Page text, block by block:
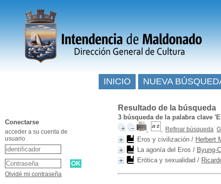
Resultado de la búsqueda
3 búsqueda de la palabra clave
Refinar búsqueda
Eros y civilización / Herbert
La agonía del Eros / Byung-
Erótica y sexualidad /
INICIO NUEVA
Conectarse
acceder a su cuenta de
usuario
Olvidé mi contraseña